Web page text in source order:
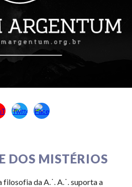
DOS MISTÉRIOS
filosofia da A⸫ A⸫ suporta a